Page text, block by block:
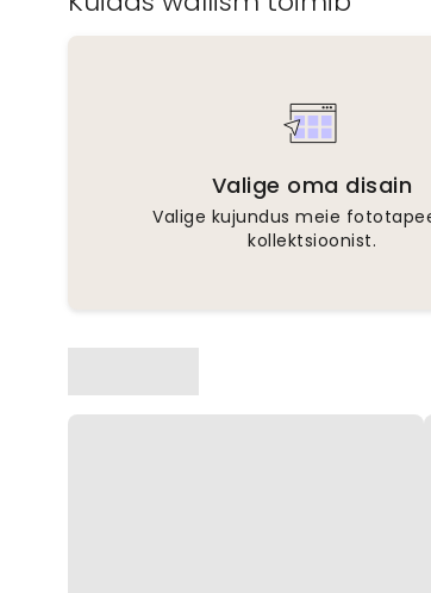
Valige oma disain
Valige kujundus meie
kollektsioonist.